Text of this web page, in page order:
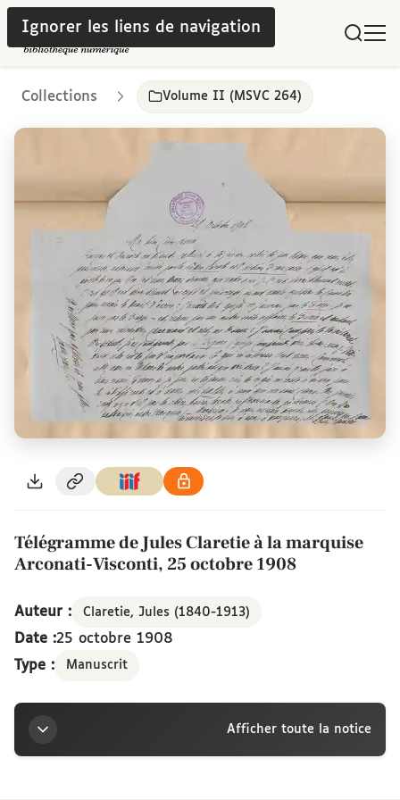
Ignorer les liens de navigation
Collections Volume II (MSVC 264)
Télégramme de Jules Claretie à la marquise
Arconati-Visconti, 25 octobre 1908
Auteur : Claretie, Jules (1840-1913)
Date :25 octobre 1908
Type :
Manuscrit
Afficher toute la notice
Titre